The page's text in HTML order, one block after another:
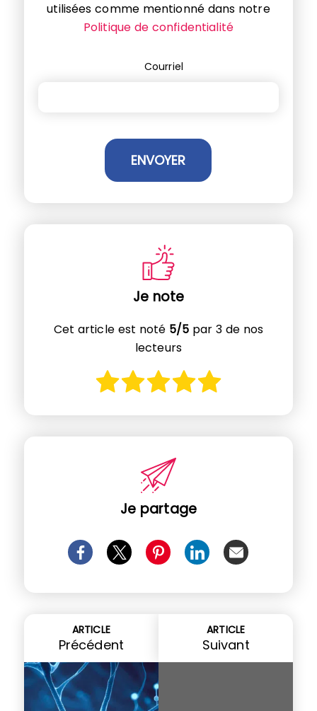
utilisées comme mentionné dans notre
Politique de confidentialité
Courriel
Je note
Cet article est noté 5/5 par 3 de nos
lecteurs
Je partage
ARTICLE
Précédent
ARTICLE
Suivant